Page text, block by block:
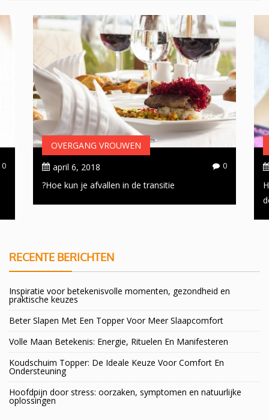
OVERGANG VROUWEN
april 6, 2018
0
Hoe kun je afvallen in de transitie?
0
RECENTE BERICHTEN
Inspiratie voor betekenisvolle momenten, gezondheid en
praktische keuzes
Beter Slapen Met Een Topper Voor Meer Slaapcomfort
Volle Maan Betekenis: Energie, Rituelen En Manifesteren
Koudschuim Topper: De Ideale Keuze Voor Comfort En
Ondersteuning
Hoofdpijn door stress: oorzaken, symptomen en natuurlijke
oplossingen